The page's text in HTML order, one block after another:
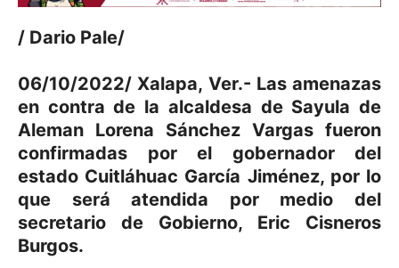
/ Dario Pale/
06/10/2022/ Xalapa, Ver.- Las amenazas
en contra de la alcaldesa de Sayula de
Aleman Lorena Sánchez Vargas fueron
confirmadas por el gobernador del
estado Cuitláhuac García Jiménez, por lo
que será atendida por medio del
secretario de Gobierno, Eric Cisneros
Burgos.